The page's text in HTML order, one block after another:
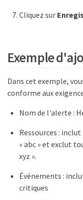
Cliquez sur
Exemple
Dans cet exemple,
conforme aux
Nom de l'alerte :
Ressources :
« abc » et exclut
xyz ».
Événements :
critiques